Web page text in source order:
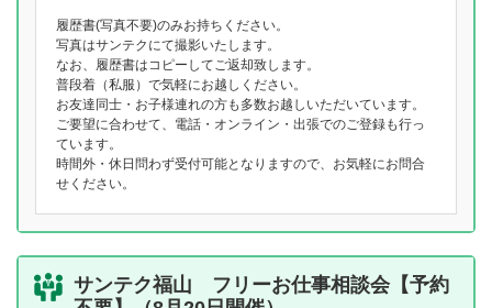
履歴書(写真不要)のみお持ちください。
写真はサンテクにて撮影いたします。
なお、履歴書はコピーしてご返却致します。
普段着（私服）で気軽にお越しください。
お友達同士・お子様連れの方も多数お越しいただいています。
ご要望に合わせて、電話・オンライン・出張でのご登録も行っ
ています。
時間外・休日問わず受付可能となりますので、お気軽にお問合
せください。
サンテク福山 フリーお仕事相談会【予約